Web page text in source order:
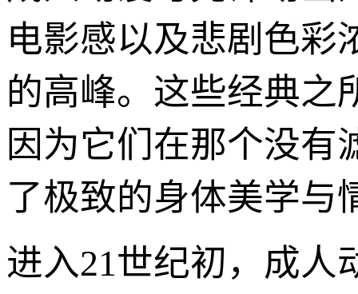
电影感以及悲剧色彩
的高峰。这些经典之
因为它们在那个没有
了极致的身体美学与
进入21世纪初，成人